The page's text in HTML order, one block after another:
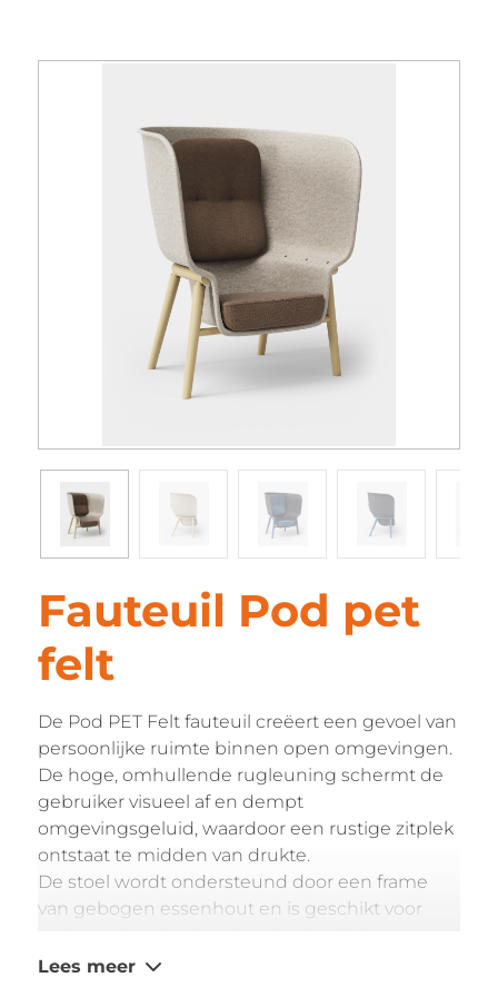
Fauteuil Pod pet
felt
De Pod PET Felt fauteuil creëert een gevoel van
persoonlijke ruimte binnen open omgevingen.
De hoge, omhullende rugleuning schermt de
gebruiker visueel af en dempt
omgevingsgeluid, waardoor een rustige zitplek
ontstaat te midden van drukte.
De stoel wordt ondersteund door een frame
van gebogen essenhout en is geschikt voor
hotellobby’s, loungezones en publieke
Lees meer